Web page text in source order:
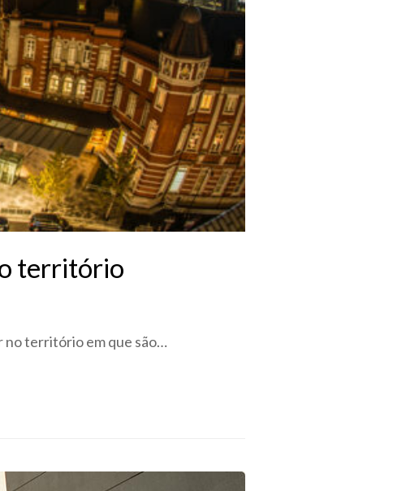
território
no território em que são…